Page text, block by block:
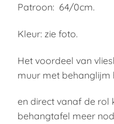
Patroon: 64/0cm.
Kleur: zie foto.
Het voordeel van
muur met behanglijm
en direct vanaf de rol
behangtafel meer